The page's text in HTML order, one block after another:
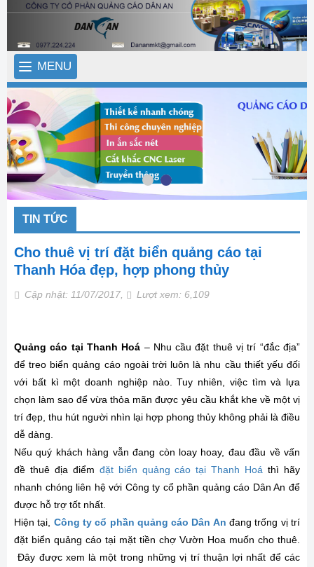
MENU
TIN TỨC
Cho thuê vị trí đặt biển quảng cáo tại
Thanh Hóa đẹp, hợp phong thủy
Cập nhật: 11/07/2017, Lượt xem: 6,109
Quảng cáo tại Thanh Hoá – Nhu cầu đặt thuê vị trí “đắc địa”
để treo biển quảng cáo ngoài trời luôn là nhu cầu thiết yếu đối
với bất kì một doanh nghiệp nào. Tuy nhiên, việc tìm và lựa
chọn làm sao để vừa thỏa mãn được yêu cầu khắt khe về một vị
trí đẹp, thu hút người nhìn lại hợp phong thủy không phải là điều
dễ dàng.
Nếu quý khách hàng vẫn đang còn loay hoay, đau đầu về vấn
đề thuê địa điểm đặt biển quảng cáo tại Thanh Hoá thì hãy
nhanh chóng liên hệ với Công ty cổ phần quảng cáo Dân An để
được hỗ trợ tốt nhất.
Hiện tại, Công ty cổ phần quảng cáo Dân An đang trống vị trí
đặt biển quảng cáo tại mặt tiền chợ Vườn Hoa muốn cho thuê.
Đây được xem là một trong những vị trí thuận lợi nhất để các